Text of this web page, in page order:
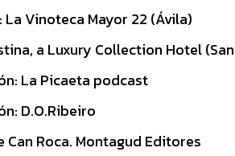
Vinoteca Mayor 22 (Ávila)
a Luxury Collection Hotel
La Picaeta podcast
D.O.Ribeiro
Can Roca. Montagud Editores